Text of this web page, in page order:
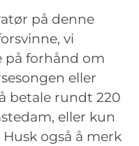
på denne
vi
på forhånd om
eller
betale rundt 220
eller kun
også å merk